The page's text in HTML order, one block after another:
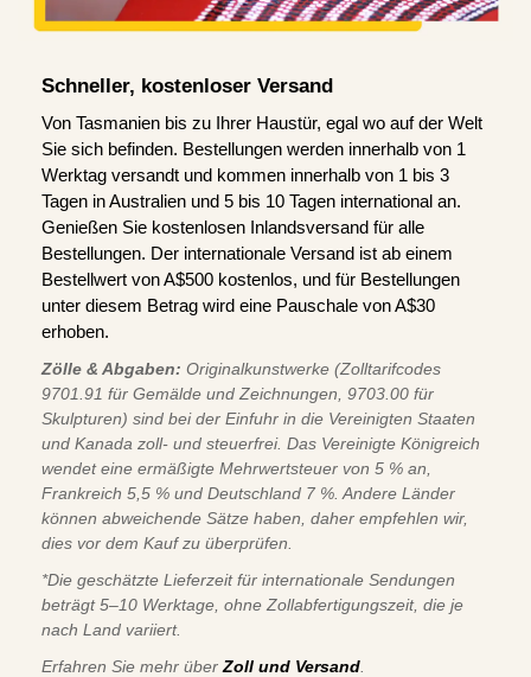
Schneller, kostenloser Versand
Von Tasmanien bis zu Ihrer Haustür, egal wo auf der Welt
Sie sich befinden. Bestellungen werden innerhalb von 1
Werktag versandt und kommen innerhalb von 1 bis 3
Tagen in Australien und 5 bis 10 Tagen international an.
Genießen Sie kostenlosen Inlandsversand für alle
Bestellungen. Der internationale Versand ist ab einem
Bestellwert von A$500 kostenlos, und für Bestellungen
unter diesem Betrag wird eine Pauschale von A$30
erhoben.
Zölle & Abgaben: Originalkunstwerke (Zolltarifcodes
9701.91 für Gemälde und Zeichnungen, 9703.00 für
Skulpturen) sind bei der Einfuhr in die Vereinigten Staaten
und Kanada zoll- und steuerfrei. Das Vereinigte Königreich
wendet eine ermäßigte Mehrwertsteuer von 5 % an,
Frankreich 5,5 % und Deutschland 7 %. Andere Länder
können abweichende Sätze haben, daher empfehlen wir,
dies vor dem Kauf zu überprüfen.
*Die geschätzte Lieferzeit für internationale Sendungen
beträgt 5–10 Werktage, ohne Zollabfertigungszeit, die je
nach Land variiert.
Erfahren Sie mehr über Zoll und Versand